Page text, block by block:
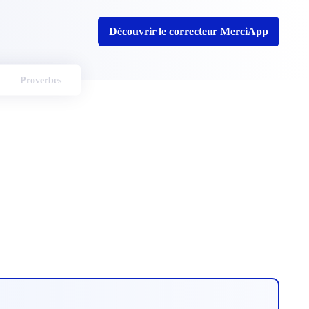
Découvrir le correcteur MerciApp
Proverbes